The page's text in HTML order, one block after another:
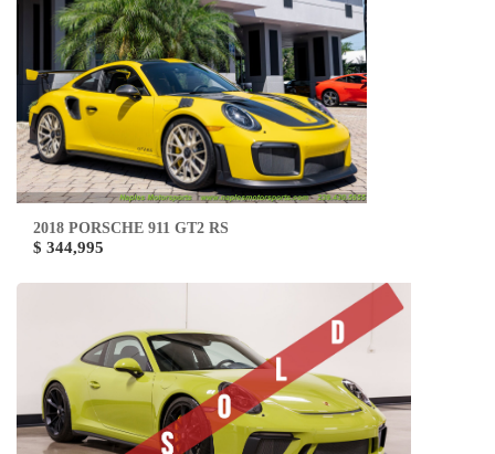
2018 PORSCHE 911 GT2 RS
$ 344,995